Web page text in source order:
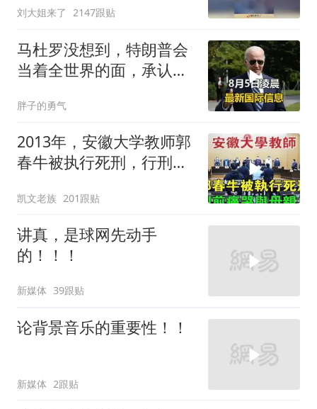
刘大姐来了 2147跟贴
马杜罗没想到，特朗普会
当着全世界的面，承认一
胖子的勇气
2013年，安徽大学教师郭
春牛被执行死刑，行刑前
凯文老族 201跟贴
讲真，是球网先动手
的！！！
新媒体 39跟贴
论背景音乐的重要性！！
新媒体 2跟贴